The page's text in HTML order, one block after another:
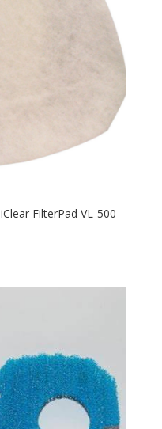
FilterPad VL-500 –